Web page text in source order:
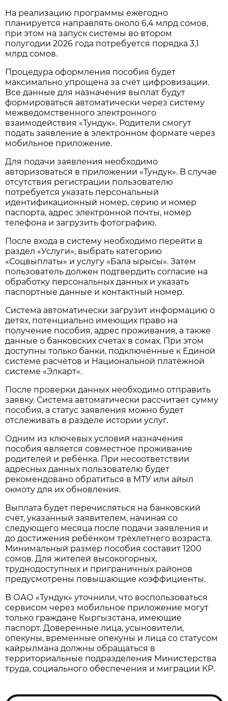
На реализацию программы ежегодно
планируется направлять около 6,4 млрд сомов,
при этом на запуск системы во втором
полугодии 2026 года потребуется порядка 3,1
млрд сомов.
Процедура оформления пособия будет
максимально упрощена за счёт цифровизации.
Все данные для назначения выплат будут
формироваться автоматически через систему
межведомственного электронного
взаимодействия «Тундук». Родители смогут
подать заявление в электронном формате через
мобильное приложение.
Для подачи заявления необходимо
авторизоваться в приложении «Тундук». В случае
отсутствия регистрации пользователю
потребуется указать персональный
идентификационный номер, серию и номер
паспорта, адрес электронной почты, номер
телефона и загрузить фотографию.
После входа в систему необходимо перейти в
раздел «Услуги», выбрать категорию
«Соцвыплаты» и услугу «Бала ырысы». Затем
пользователь должен подтвердить согласие на
обработку персональных данных и указать
паспортные данные и контактный номер.
Система автоматически загрузит информацию о
детях, потенциально имеющих право на
получение пособия, адрес проживания, а также
данные о банковских счетах в сомах. При этом
доступны только банки, подключённые к Единой
системе расчётов и Национальной платёжной
системе «Элкарт».
После проверки данных необходимо отправить
заявку. Система автоматически рассчитает сумму
пособия, а статус заявления можно будет
отслеживать в разделе истории услуг.
Одним из ключевых условий назначения
пособия является совместное проживание
родителей и ребёнка. При несоответствии
адресных данных пользователю будет
рекомендовано обратиться в МТУ или айыл
окмоту для их обновления.
Выплата будет перечисляться на банковский
счёт, указанный заявителем, начиная со
следующего месяца после подачи заявления и
до достижения ребёнком трёхлетнего возраста.
Минимальный размер пособия составит 1200
сомов. Для жителей высокогорных,
труднодоступных и приграничных районов
предусмотрены повышающие коэффициенты.
В ОАО «Тундук» уточнили, что воспользоваться
сервисом через мобильное приложение могут
только граждане Кыргызстана, имеющие
паспорт. Доверенные лица, усыновители,
опекуны, временные опекуны и лица со статусом
кайрылмана должны обращаться в
территориальные подразделения Министерства
труда, социального обеспечения и миграции КР.